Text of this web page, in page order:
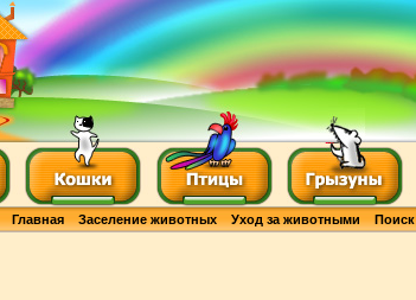
Главная Заселение животных Уход за животными Поиск